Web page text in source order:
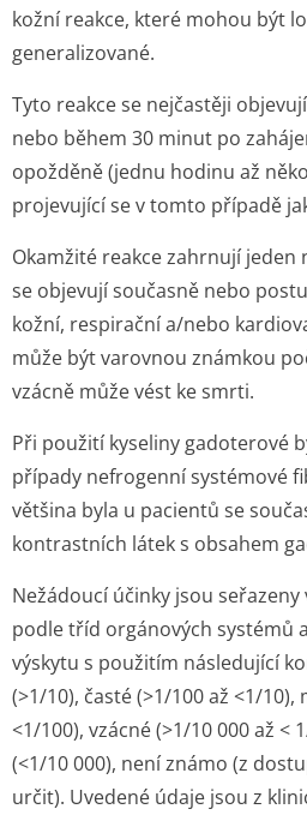
kožní reakce, které mohou být
generalizované.
Tyto reakce se nejčastěji
nebo během 30 minut po
opožděně (jednu hodinu až
projevující se v tomto případě
Okamžité reakce zahrnují jeden
se objevují současně nebo
kožní, respirační a/nebo
může být varovnou známkou
vzácně může vést ke smrti.
Při použití kyseliny gadoterové
případy nefrogenní systémové
většina byla u pacientů se
kontrastních látek s obsahem
Nežádoucí účinky jsou
podle tříd orgánových systémů
výskytu s použitím následující
(>1/10), časté (>1/100 až <1/10),
<1/100), vzácné (>1/10 000 až <
(<1/10 000), není známo (z
určit). Uvedené údaje jsou z